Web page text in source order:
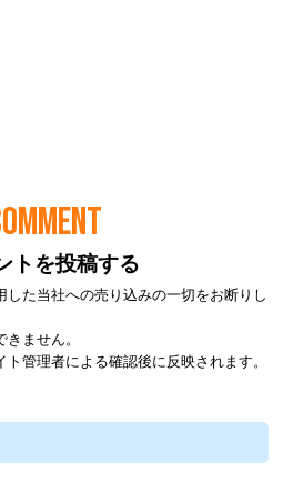
トを投稿する
した当社への売り込みの一切をお断りし
ません。
ト管理者による確認後に反映されます。